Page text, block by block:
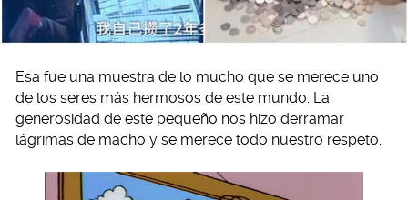
Esa fue una muestra de lo mucho que se merece uno
de los seres más hermosos de este mundo. La
generosidad de este pequeño nos hizo derramar
lágrimas de macho y se merece todo nuestro respeto.